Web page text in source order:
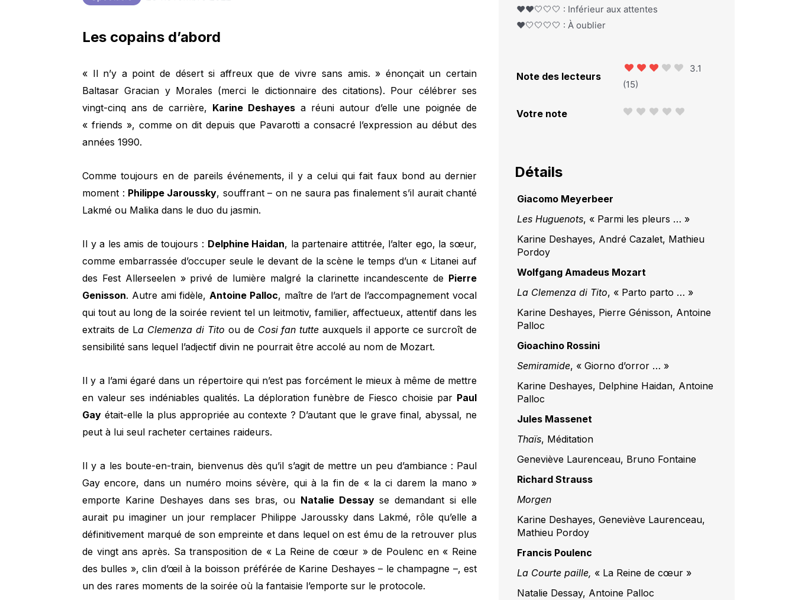
Les copains d’abord
« Il n’y a point de désert si affreux que de vivre sans amis. » énonçait un certain
Baltasar Gracian y Morales (merci le dictionnaire des citations). Pour célébrer ses
vingt-cinq ans de carrière, Karine Deshayes a réuni autour d’elle une poignée de
« friends », comme on dit depuis que Pavarotti a consacré l’expression au début des
années 1990.
Comme toujours en de pareils événements, il y a celui qui fait faux bond au dernier
moment : Philippe Jaroussky, souffrant – on ne saura pas finalement s’il aurait chanté
Lakmé ou Malika dans le duo du jasmin.
Il y a les amis de toujours : Delphine Haidan, la partenaire attitrée, l’alter ego, la sœur,
comme embarrassée d’occuper seule le devant de la scène le temps d’un « Litanei auf
des Fest Allerseelen » privé de lumière malgré la clarinette incandescente de Pierre
Genisson. Autre ami fidèle,Antoine Palloc, maître de l’art de l’accompagnement vocal
qui tout au long de la soirée revient tel un leitmotiv, familier, affectueux, attentif dans les
extraits de La Clemenza di Tito ou de Cosi fan tutte auxquels il apporte ce surcroît de
sensibilité sans lequel l’adjectif divin ne pourrait être accolé au nom de Mozart.
Il y a l’ami égaré dans un répertoire qui n’est pas forcément le mieux à même de mettre
en valeur ses indéniables qualités. La déploration funèbre de Fiesco choisie par Paul
Gay était-elle la plus appropriée au contexte ? D’autant que le grave final, abyssal, ne
peut à lui seul racheter certaines raideurs.
Il y a les boute-en-train, bienvenus dès qu’il s’agit de mettre un peu d’ambiance : Paul
Gay encore, dans un numéro moins sévère, qui à la fin de « la ci darem la mano »
emporte Karine Deshayes dans ses bras, ou Natalie Dessayse demandant si elle
aurait pu imaginer un jour remplacer Philippe Jaroussky dans Lakmé, rôle qu’elle a
définitivement marqué de son empreinte et dans lequel on est ému de la retrouver plus
de vingt ans après. Sa transposition de « La Reine de cœur » de Poulenc en « Reine
des bulles », clin d’œil à la boisson préférée de Karine Deshayes – le champagne –, est
un des rares moments de la soirée où la fantaisie l’emporte sur le protocole.
❤️❤️🤍🤍🤍 : Inférieur aux attentes
❤️🤍🤍🤍🤍 : À oublier
Note des lecteurs
3.1
(15)
Votre note
Détails
Giacomo Meyerbeer
Les Huguenots, « Parmi les pleurs … »
Karine Deshayes, André Cazalet, Mathieu
Pordoy
Wolfgang Amadeus Mozart
La Clemenza di Tito, « Parto parto … »
Karine Deshayes, Pierre Génisson, Antoine
Palloc
Gioachino Rossini
Semiramide, « Giorno d’orror … »
Karine Deshayes, Delphine Haidan, Antoine
Palloc
Jules Massenet
Thaïs, Méditation
Geneviève Laurenceau, Bruno Fontaine
Richard Strauss
Morgen
Karine Deshayes, Geneviève Laurenceau,
Mathieu Pordoy
Francis Poulenc
La Courte paille, « La Reine de cœur »
Natalie Dessay, Antoine Palloc